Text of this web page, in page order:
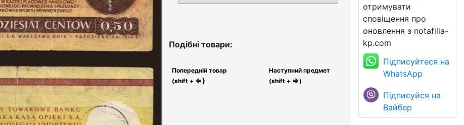
Подібні товари:
Попередній товар
(shift + ⇐)
Наступний предмет
(shift + ⇒)
отримувати
сповіщення про
оновлення з notafilia-
kp.com
Підписуйтеся на
WhatsApp
Підписуйся на
Вайбер